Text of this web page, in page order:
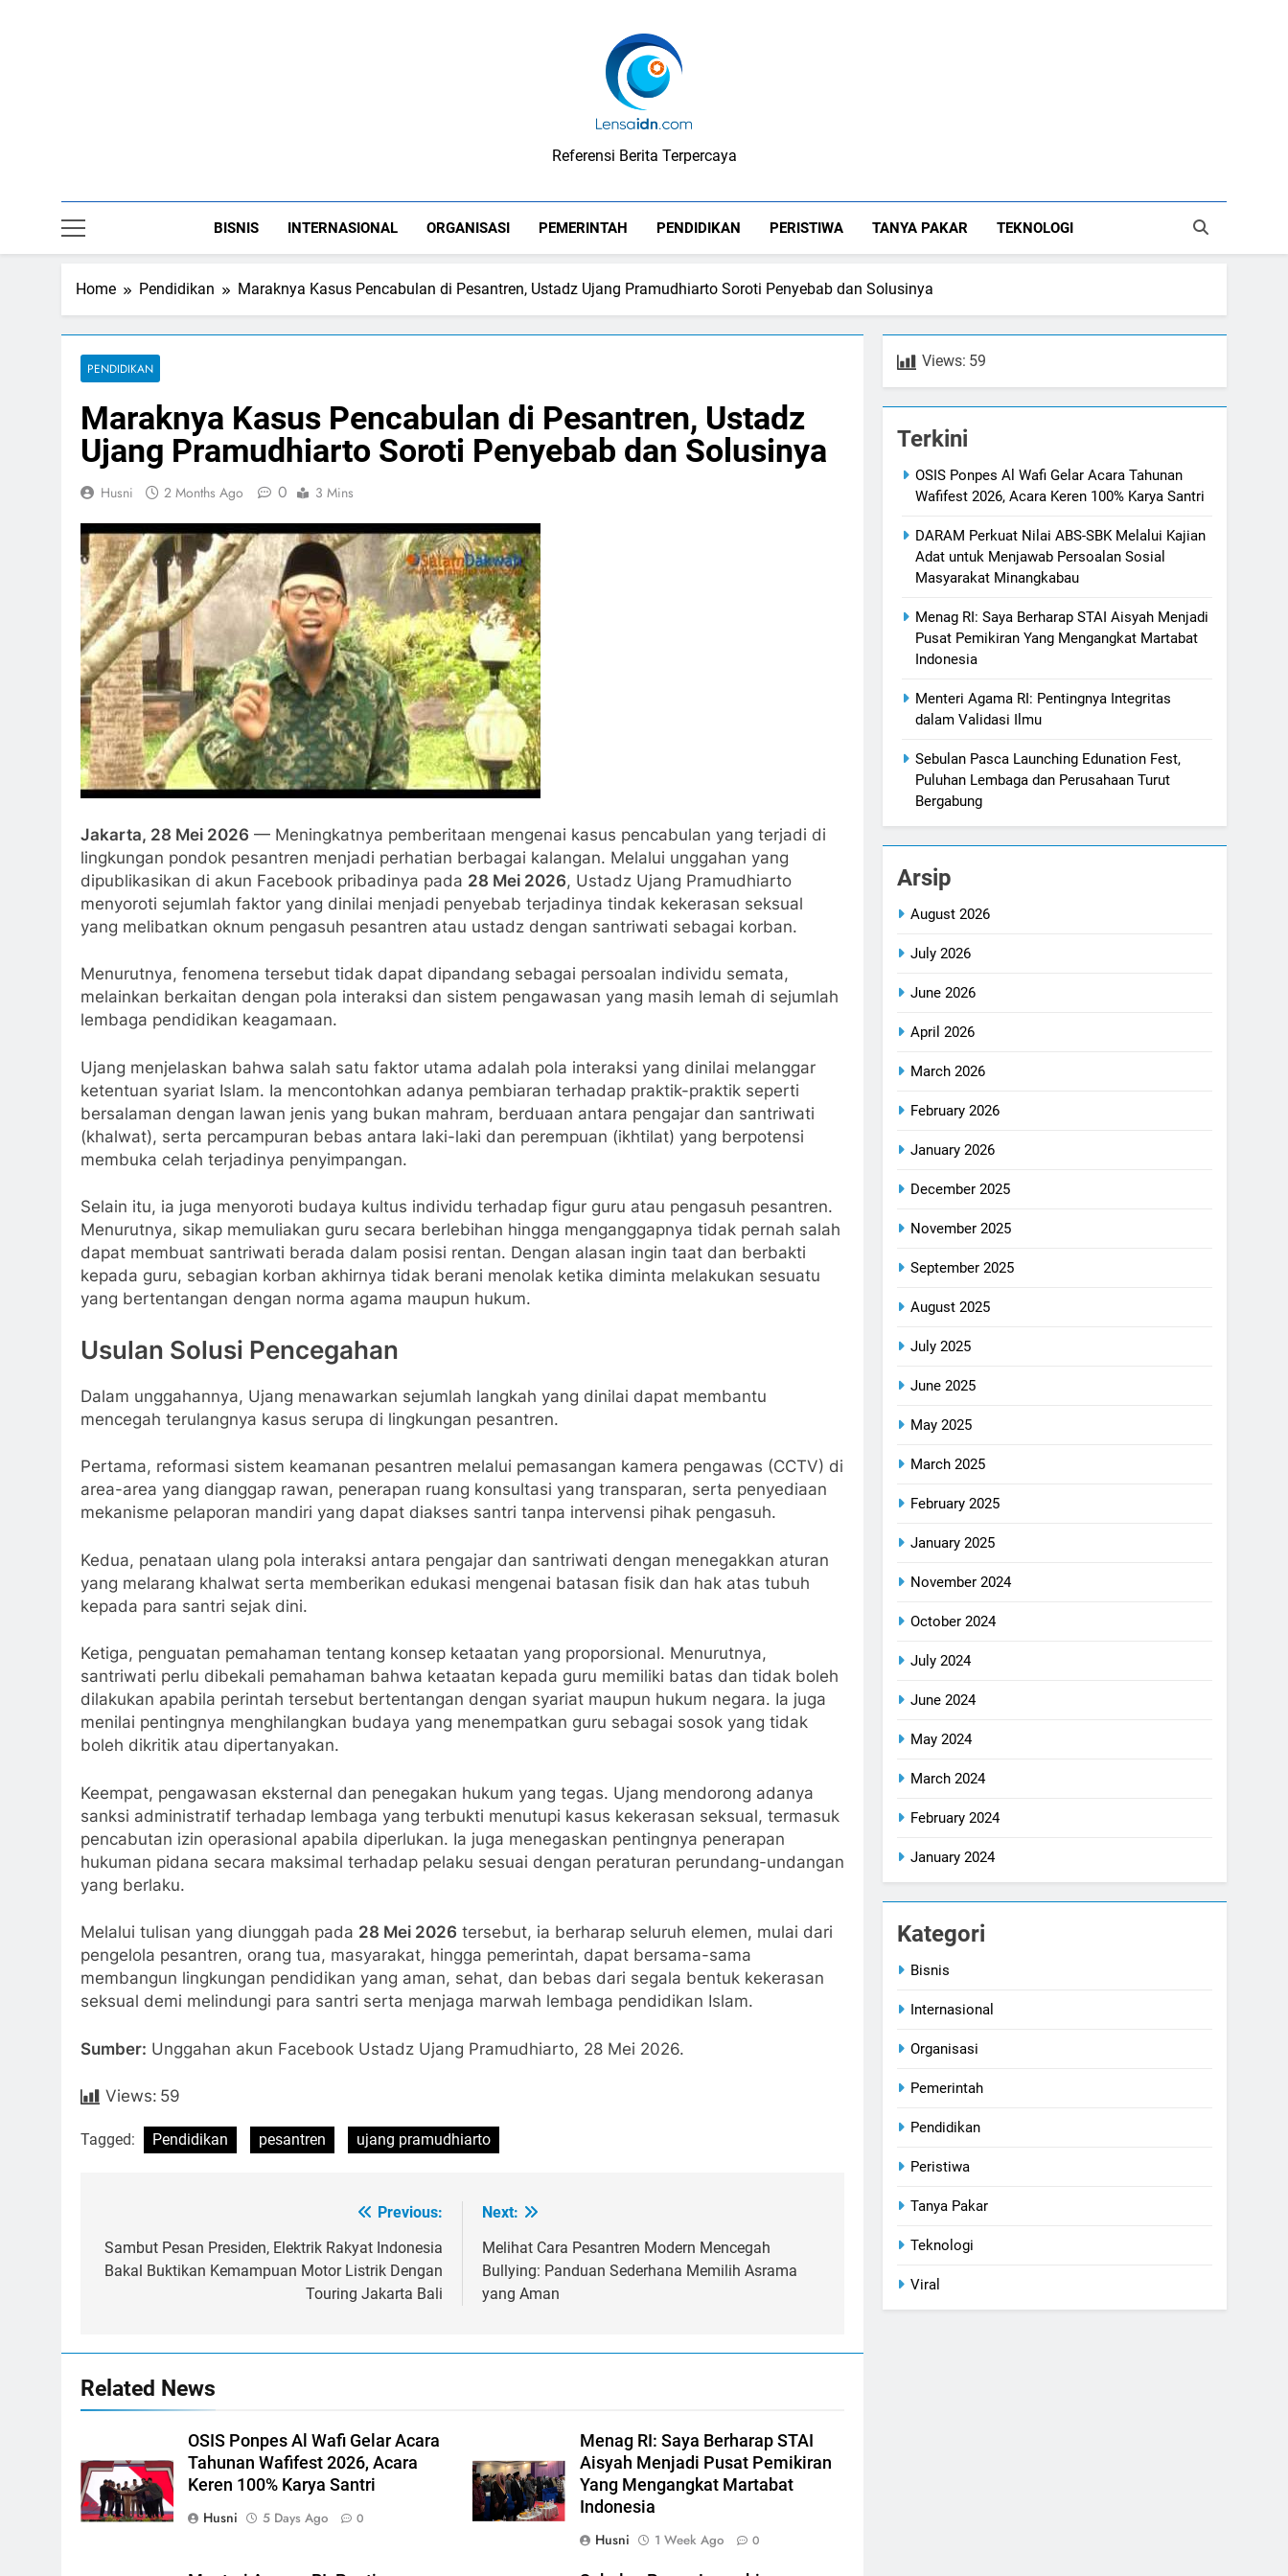
LensaIDN
Referensi Berita Terpercaya
BISNIS INTERNASIONAL ORGANISASI PEMERINTAH PENDIDIKAN PERISTIWA TANYA PAKAR TEKNOLOGI
Home Pendidikan Maraknya Kasus Pencabulan di Pesantren, Ustadz Ujang Pramudhiarto Soroti Penyebab dan Solusinya
PENDIDIKAN
Maraknya Kasus Pencabulan di Pesantren, Ustadz
Ujang Pramudhiarto Soroti Penyebab dan Solusinya
Husni 2 Months Ago 0 3 Mins
Jakarta, 28 Mei 2026 — Meningkatnya pemberitaan mengenai kasus pencabulan yang terjadi di
lingkungan pondok pesantren menjadi perhatian berbagai kalangan. Melalui unggahan yang
dipublikasikan di akun Facebook pribadinya pada 28 Mei 2026, Ustadz Ujang Pramudhiarto
menyoroti sejumlah faktor yang dinilai menjadi penyebab terjadinya tindak kekerasan seksual
yang melibatkan oknum pengasuh pesantren atau ustadz dengan santriwati sebagai korban.
Menurutnya, fenomena tersebut tidak dapat dipandang sebagai persoalan individu semata,
melainkan berkaitan dengan pola interaksi dan sistem pengawasan yang masih lemah di sejumlah
lembaga pendidikan keagamaan.
Ujang menjelaskan bahwa salah satu faktor utama adalah pola interaksi yang dinilai melanggar
ketentuan syariat Islam. Ia mencontohkan adanya pembiaran terhadap praktik-praktik seperti
bersalaman dengan lawan jenis yang bukan mahram, berduaan antara pengajar dan santriwati
(khalwat), serta percampuran bebas antara laki-laki dan perempuan (ikhtilat) yang berpotensi
membuka celah terjadinya penyimpangan.
Selain itu, ia juga menyoroti budaya kultus individu terhadap figur guru atau pengasuh pesantren.
Menurutnya, sikap memuliakan guru secara berlebihan hingga menganggapnya tidak pernah salah
dapat membuat santriwati berada dalam posisi rentan. Dengan alasan ingin taat dan berbakti
kepada guru, sebagian korban akhirnya tidak berani menolak ketika diminta melakukan sesuatu
yang bertentangan dengan norma agama maupun hukum.
Usulan Solusi Pencegahan
Dalam unggahannya, Ujang menawarkan sejumlah langkah yang dinilai dapat membantu
mencegah terulangnya kasus serupa di lingkungan pesantren.
Pertama, reformasi sistem keamanan pesantren melalui pemasangan kamera pengawas (CCTV) di
area-area yang dianggap rawan, penerapan ruang konsultasi yang transparan, serta penyediaan
mekanisme pelaporan mandiri yang dapat diakses santri tanpa intervensi pihak pengasuh.
Kedua, penataan ulang pola interaksi antara pengajar dan santriwati dengan menegakkan aturan
yang melarang khalwat serta memberikan edukasi mengenai batasan fisik dan hak atas tubuh
kepada para santri sejak dini.
Ketiga, penguatan pemahaman tentang konsep ketaatan yang proporsional. Menurutnya,
santriwati perlu dibekali pemahaman bahwa ketaatan kepada guru memiliki batas dan tidak boleh
dilakukan apabila perintah tersebut bertentangan dengan syariat maupun hukum negara. Ia juga
menilai pentingnya menghilangkan budaya yang menempatkan guru sebagai sosok yang tidak
boleh dikritik atau dipertanyakan.
Keempat, pengawasan eksternal dan penegakan hukum yang tegas. Ujang mendorong adanya
sanksi administratif terhadap lembaga yang terbukti menutupi kasus kekerasan seksual, termasuk
pencabutan izin operasional apabila diperlukan. Ia juga menegaskan pentingnya penerapan
hukuman pidana secara maksimal terhadap pelaku sesuai dengan peraturan perundang-undangan
yang berlaku.
Melalui tulisan yang diunggah pada 28 Mei 2026 tersebut, ia berharap seluruh elemen, mulai dari
pengelola pesantren, orang tua, masyarakat, hingga pemerintah, dapat bersama-sama
membangun lingkungan pendidikan yang aman, sehat, dan bebas dari segala bentuk kekerasan
seksual demi melindungi para santri serta menjaga marwah lembaga pendidikan Islam.
Sumber: Unggahan akun Facebook Ustadz Ujang Pramudhiarto, 28 Mei 2026.
Views: 59
Tagged: Pendidikan pesantren ujang pramudhiarto
navigation
Previous:
Sambut Pesan Presiden, Elektrik Rakyat Indonesia
Bakal Buktikan Kemampuan Motor Listrik Dengan
Touring Jakarta Bali
Next:
Melihat Cara Pesantren Modern Mencegah
Bullying: Panduan Sederhana Memilih Asrama
yang Aman
Related News
OSIS Ponpes Al Wafi Gelar Acara
Tahunan Wafifest 2026, Acara
Keren 100% Karya Santri
Husni
5 Days Ago 0
Menag RI: Saya Berharap STAI
Aisyah Menjadi Pusat Pemikiran
Yang Mengangkat Martabat
Indonesia
Husni
1 Week Ago 0
Views: 59
Terkini
OSIS Ponpes Al Wafi Gelar Acara Tahunan
Wafifest 2026, Acara Keren 100% Karya Santri
DARAM Perkuat Nilai ABS-SBK Melalui Kajian
Adat untuk Menjawab Persoalan Sosial
Masyarakat Minangkabau
Menag RI: Saya Berharap STAI Aisyah Menjadi
Pusat Pemikiran Yang Mengangkat Martabat
Indonesia
Menteri Agama RI: Pentingnya Integritas
dalam Validasi Ilmu
Sebulan Pasca Launching Edunation Fest,
Puluhan Lembaga dan Perusahaan Turut
Bergabung
Arsip
August 2026
July 2026
June 2026
April 2026
March 2026
February 2026
January 2026
December 2025
November 2025
September 2025
August 2025
July 2025
June 2025
May 2025
March 2025
February 2025
January 2025
November 2024
October 2024
July 2024
June 2024
May 2024
March 2024
February 2024
January 2024
Kategori
Bisnis
Internasional
Organisasi
Pemerintah
Pendidikan
Peristiwa
Tanya Pakar
Teknologi
Viral